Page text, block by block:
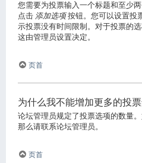
您需要为投票输入一个标题和至少
点击 添加选项按钮。您可以设置投
示投票没有时间限制。对于投票的
这由管理员设置决定。
页首
为什么我不能增加更多的投票
论坛管理员规定了投票选项的数量
那么请联系论坛管理员。
页首